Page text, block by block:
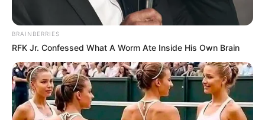
Thunfischsalat mit Ei & Joghurt – leicht, cremig
und voller Protein!
Verführerisch lecker: Quark-Vanille-
Pfannkuchen ohne Mehl in nur 5 Minuten!
BRAINBERRIES
RFK Jr. Confessed What A Worm Ate Inside His Own Brain